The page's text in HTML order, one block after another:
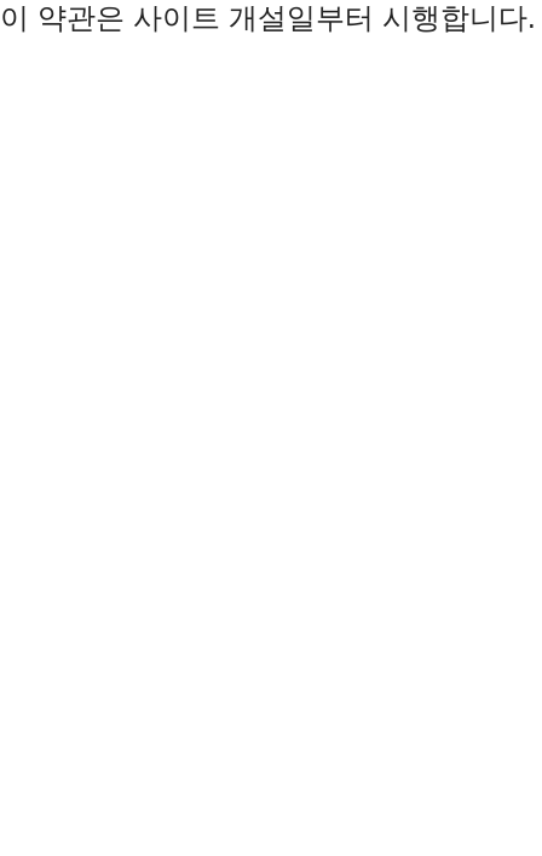
이 약관은 사이트 개설일부터 시행합니다.